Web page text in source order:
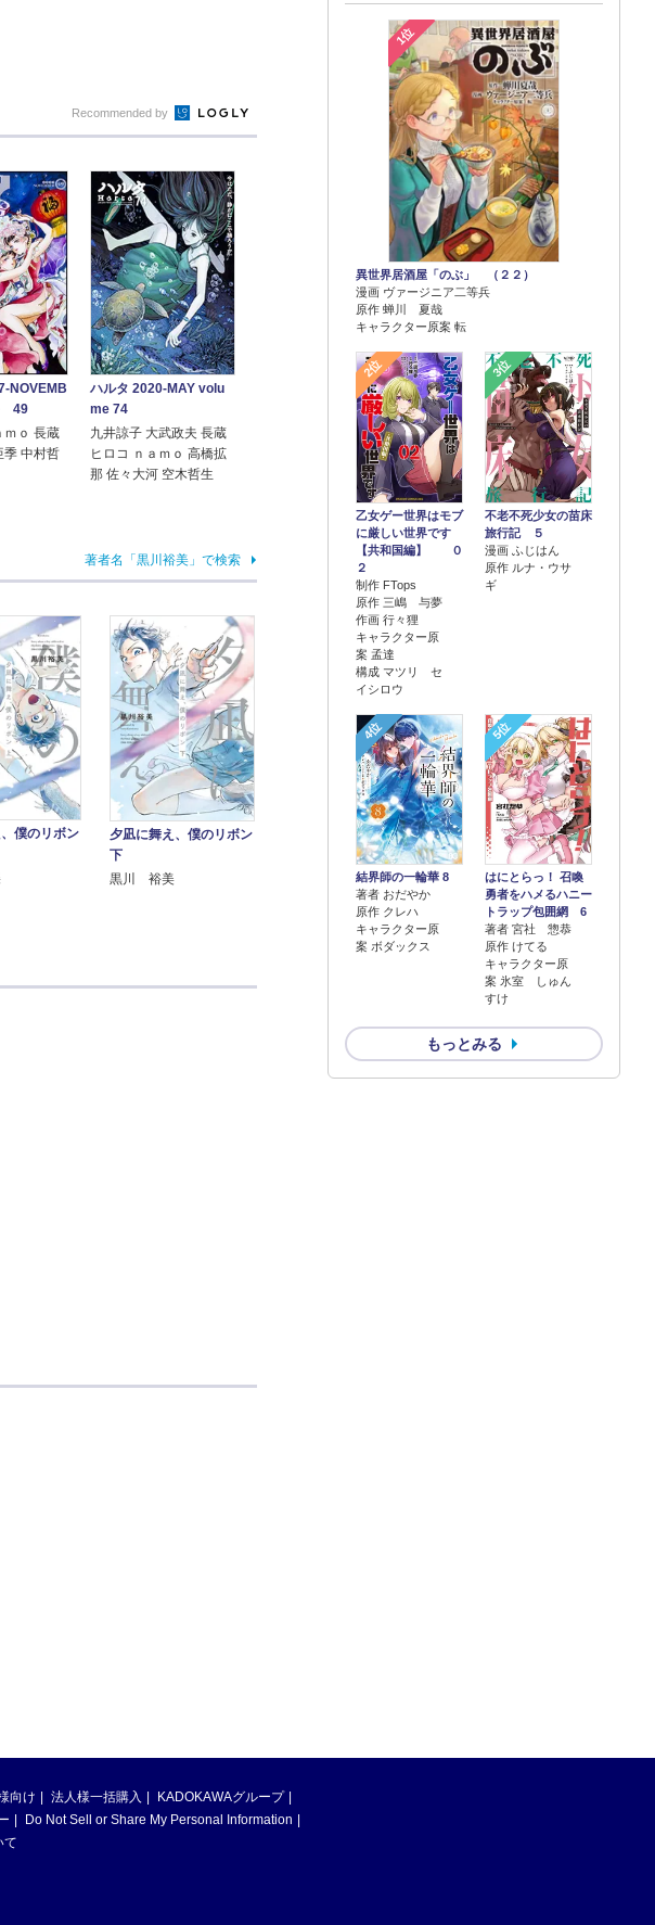
1位
異世界居酒屋「のぶ」 （２２）
漫画 ヴァージニア二等兵
原作 蝉川 夏哉
キャラクター原案 転
2位
乙女ゲー世界はモブ
に厳しい世界です
【共和国編】 ０
２
制作 FTops
原作 三嶋 与夢
作画 行々狸
キャラクター原
案 孟達
構成 マツリ セ
イシロウ
3位
不老不死少女の苗床
旅行記 ５
漫画 ふじはん
原作 ルナ・ウサ
ギ
4位
結界師の一輪華 8
著者 おだやか
原作 クレハ
キャラクター原
案 ボダックス
5位
はにとらっ！ 召喚
勇者をハメるハニー
トラップ包囲網 6
著者 宮社 惣恭
原作 けてる
キャラクター原
案 氷室 しゅん
すけ
もっとみる
Recommended by
NOVEMB
49
ｍｏ 長蔵
季 中村哲
ハルタ 2020-MAY volu
me 74
九井諒子 大武政夫 長蔵
ヒロコ ｎａｍｏ 高橋拡
那 佐々大河 空木哲生
著者名「黒川裕美」で検索
僕のリボン
夕凪に舞え、僕のリボン
下
黒川 裕美
向け 法人様一括購入
KADOKAWAグループ
Do Not Sell or Share My Personal Information
て